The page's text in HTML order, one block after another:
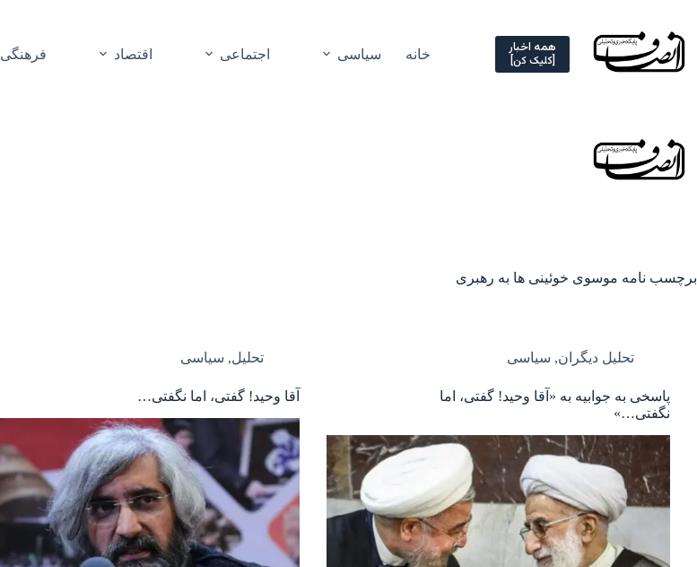
content
همه اخبار
[کلیک کن] خانه سیاسی اجتماعی اقتصاد فرهنگی
برچسب نامه موسوی خوئینی ها به رهبری
تحلیل دیگران, سیاسی
پاسخی به جوابیه به «آقا وحید! گفتی، اما
نگفتی…»
تحلیل, سیاسی
آقا وحید! گفتی، اما نگفتی…